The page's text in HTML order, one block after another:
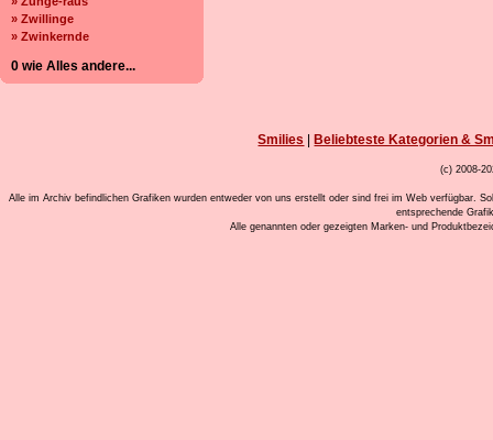
» Zwillinge
» Zwinkernde
0 wie Alles andere...
Smilies Beliebteste Kategorien &
(c) 2008-
Alle im Archiv befindlichen Grafiken wurden entweder von uns erstellt oder sind frei im Web verfügbar.
entsprechende
Alle genannten oder gezeigten Marken- und